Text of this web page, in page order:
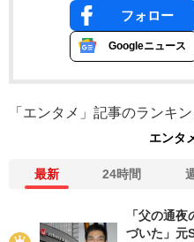
フォロー
Googleニュース
「エンタメ」記事のランキ
エンタ
最新 24時間
「父の通
づいた」元